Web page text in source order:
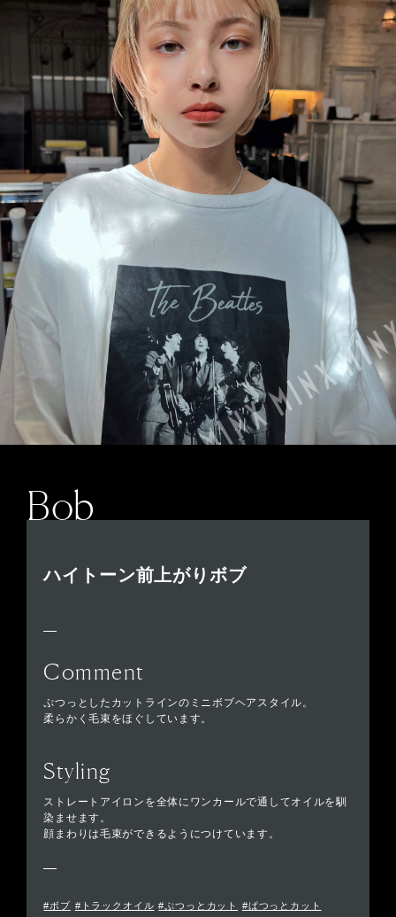
Bob
ハイトーン前上がりボブ
Comment
ぷつっとしたカットラインのミニボブヘアスタイル。
柔らかく毛束をほぐしています。
Styling
ストレートアイロンを全体にワンカールで通してオイルを馴
染ませます。
顔まわりは毛束ができるようにつけています。
#ボブ #トラックオイル #ぷつっとカット
#ぱつっとカット